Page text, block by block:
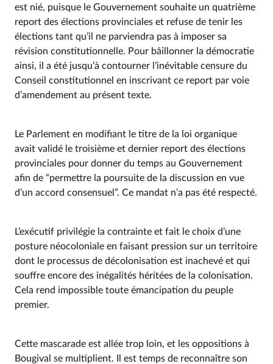
est nié, puisque le Gouvernement souhaite un quatrième
report des élections provinciales et refuse de tenir les
élections tant qu’il ne parviendra pas à imposer sa
révision constitutionnelle. Pour bâillonner la démocratie
ainsi, il a été jusqu’à contourner l’inévitable censure du
Conseil constitutionnel en inscrivant ce report par voie
d’amendement au présent texte.
Le Parlement en modifiant le titre de la loi organique
avait validé le troisième et dernier report des élections
provinciales pour donner du temps au Gouvernement
afin de “permettre la poursuite de la discussion en vue
d’un accord consensuel”. Ce mandat n’a pas été respecté.
L’exécutif privilégie la contrainte et fait le choix d’une
posture néocoloniale en faisant pression sur un territoire
dont le processus de décolonisation est inachevé et qui
souffre encore des inégalités héritées de la colonisation.
Cela rend impossible toute émancipation du peuple
premier.
Cette mascarade est allée trop loin, et les oppositions à
Bougival se multiplient. Il est temps de reconnaître son